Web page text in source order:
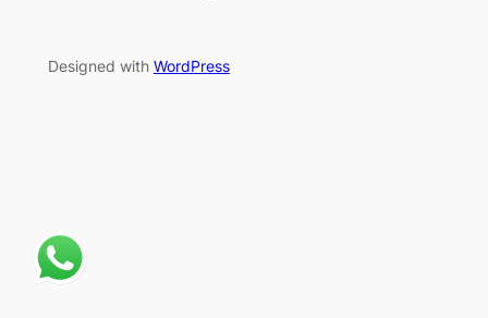
Designed with WordPress